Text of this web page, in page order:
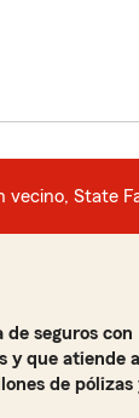
vecino, State
de seguros con
y que atiende a
de pólizas